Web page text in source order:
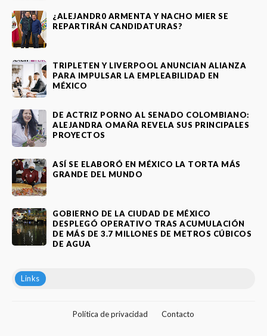
¿ALEJANDR0 ARMENTA Y NACHO MIER SE
REPARTIRÁN CANDIDATURAS?
TRIPLETEN Y LIVERPOOL ANUNCIAN ALIANZA
PARA IMPULSAR LA EMPLEABILIDAD EN
MÉXICO
DE ACTRIZ PORNO AL SENADO COLOMBIANO:
ALEJANDRA OMAÑA REVELA SUS PRINCIPALES
PROYECTOS
ASÍ SE ELABORÓ EN MÉXICO LA TORTA MÁS
GRANDE DEL MUNDO
GOBIERNO DE LA CIUDAD DE MÉXICO
DESPLEGÓ OPERATIVO TRAS ACUMULACIÓN
DE MÁS DE 3.7 MILLONES DE METROS CÚBICOS
DE AGUA
Links
Política de privacidad Contacto